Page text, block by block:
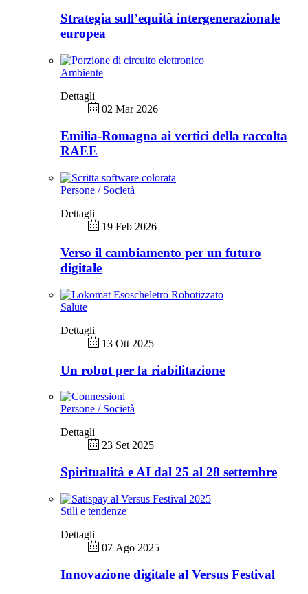
Strategia sull’equità intergenerazionale
europea
Ambiente
Dettagli
02 Mar 2026
Emilia-Romagna ai vertici della raccolta
RAEE
Persone / Società
Dettagli
19 Feb 2026
Verso il cambiamento per un futuro
digitale
Salute
Dettagli
13 Ott 2025
Un robot per la riabilitazione
Persone / Società
Dettagli
23 Set 2025
Spiritualità e AI dal 25 al 28 settembre
Stili e tendenze
Dettagli
07 Ago 2025
Innovazione digitale al Versus Festival